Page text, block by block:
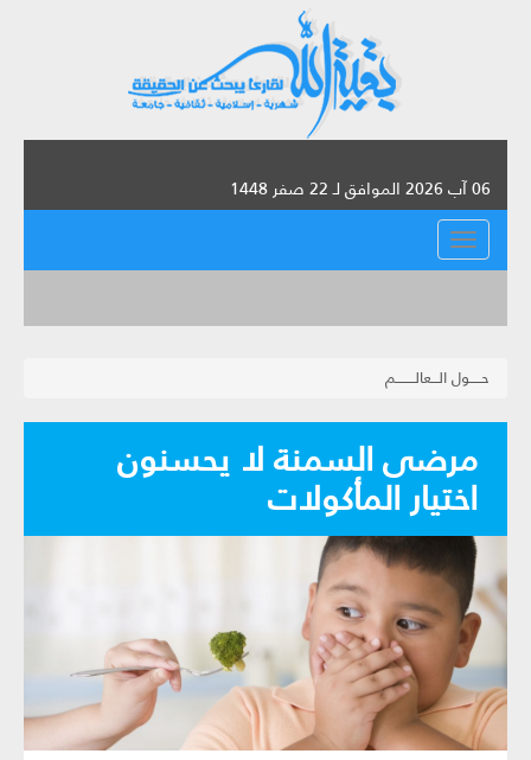
06 آب 2026 الموافق لـ 22 صفر 1448
القائمة
حـــــول الـــعالــــــــم
مرضى السمنة لا يحسنون
اختيار المأكولات